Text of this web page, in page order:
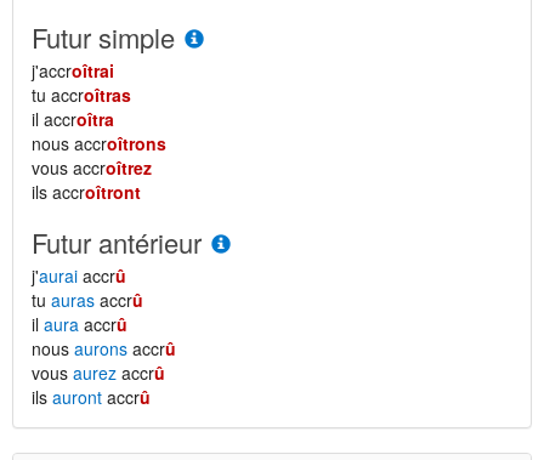
Futur simple
j'accroîtrai
tu accroîtras
il accroîtra
nous accroîtrons
vous accroîtrez
ils accroîtront
Futur antérieur
j'aurai accrû
tu auras accrû
il aura accrû
nous aurons accrû
vous aurez accrû
ils auront accrû